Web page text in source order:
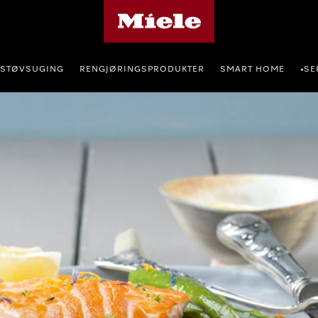
STØVSUGING RENGJØRINGSPRODUKTER SMART HOME •